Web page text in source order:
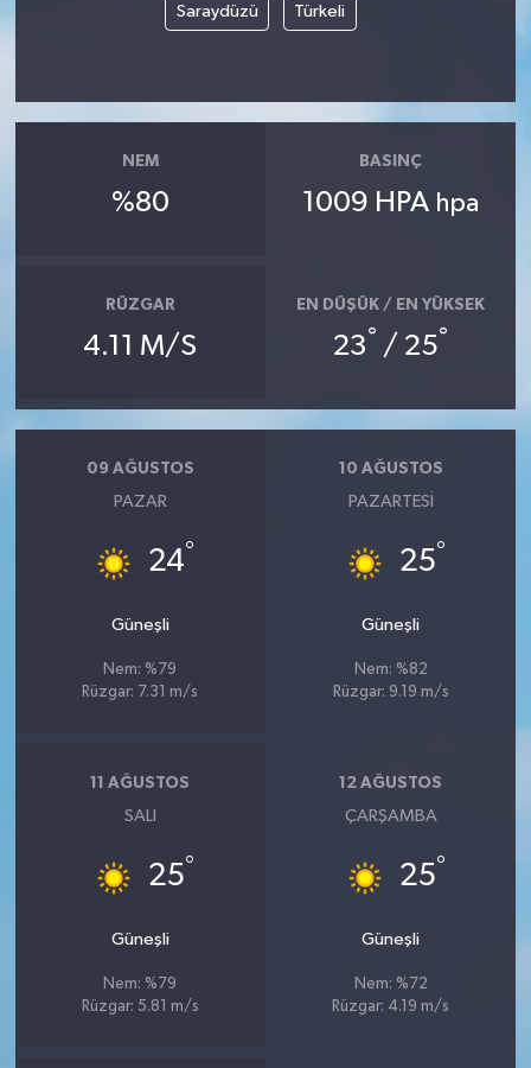
Saraydüzü Türkeli
NEM
%80
BASINÇ
1009 HPA hpa
RÜZGAR
4.11 M/S
EN DÜŞÜK / EN YÜKSEK
23° / 25°
09 AĞUSTOS
PAZAR
24°
Güneşli
Nem: %79
Rüzgar: 7.31 m/s
10 AĞUSTOS
PAZARTESI
25°
Güneşli
Nem: %82
Rüzgar: 9.19 m/s
11 AĞUSTOS
SALI
25°
Güneşli
Nem: %79
Rüzgar: 5.81 m/s
12 AĞUSTOS
ÇARŞAMBA
25°
Güneşli
Nem: %72
Rüzgar: 4.19 m/s